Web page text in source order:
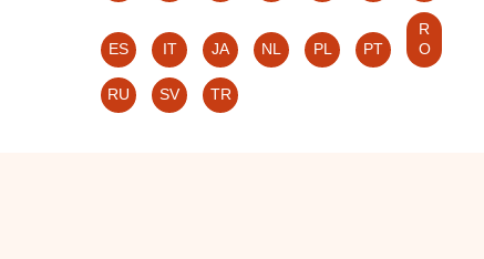
ES IT JA NL PL PT
R
O
RU SV TR